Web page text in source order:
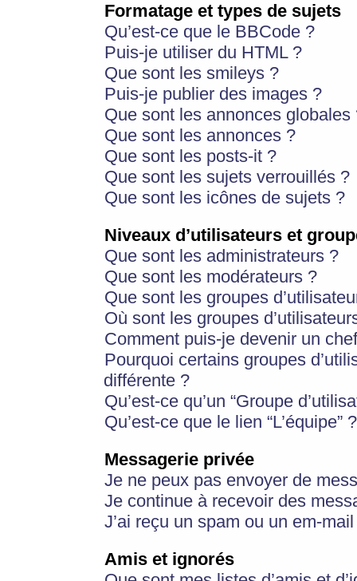
Formatage et types de sujets
Qu’est-ce que le BBCode ?
Puis-je utiliser du HTML ?
Que sont les smileys ?
Puis-je publier des images ?
Que sont les annonces globales
Que sont les annonces ?
Que sont les posts-it ?
Que sont les sujets verrouillés ?
Que sont les icônes de sujets ?
Niveaux d’utilisateurs et
Que sont les administrateurs ?
Que sont les modérateurs ?
Que sont les groupes
Où sont les groupes
Comment puis-je devenir un
Pourquoi certains groupes
différente ?
Qu’est-ce qu’un “Groupe
Qu’est-ce que le lien “L’équipe” ?
Messagerie privée
Je ne peux pas envoyer de
Je continue à recevoir des
J’ai reçu un spam ou un em-
Amis et ignorés